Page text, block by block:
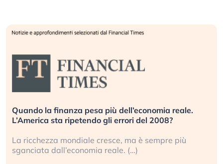
Quando la finanza pesa più dell’economia reale.
L’America sta ripetendo gli errori del 2008?
La ricchezza mondiale cresce, ma è sempre più
sganciata dall’economia reale. (…)